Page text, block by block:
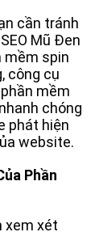
cần tránh
Mũ Đen
mềm spin
công cụ
mềm
chóng
phát hiện
website.
Phần
xem xét